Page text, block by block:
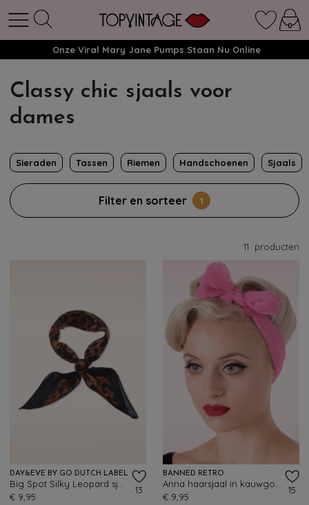
Onze Viral Mary Jane Pumps Staan Nu Online
Classy chic sjaals voor
dames
Sieraden Tassen Riemen Handschoenen Sjaals
Filter en sorteer 1
11 producten
DAY&EVE BY GO DUTCH LABEL
€ 9,95
13
BANNED RETRO
€ 9,95
15